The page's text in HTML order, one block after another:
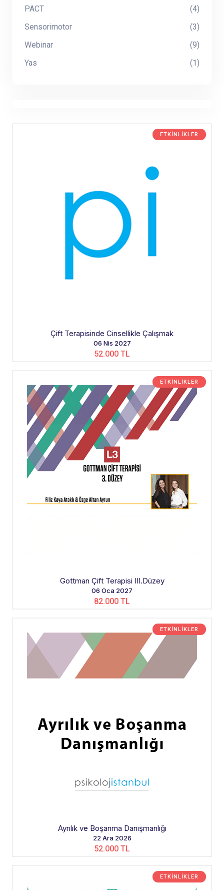
PACT
(4)
Sensorimotor
(3)
Webinar
(9)
Yas
(1)
ETKINLIKLER
Çift Terapisinde Cinsellikle Çalışmak
06 Nis 2027
52.000 TL
ETKINLIKLER
Gottman Çift Terapisi III.Düzey
06 Oca 2027
82.000 TL
ETKINLIKLER
Ayrılık ve Boşanma Danışmanlığı
22 Ara 2026
52.000 TL
ETKINLIKLER